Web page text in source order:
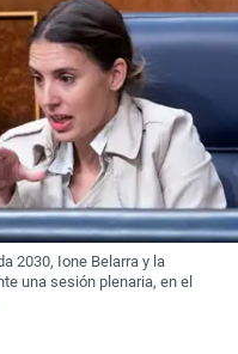
2030, Ione Belarra y la
una sesión plenaria, en el